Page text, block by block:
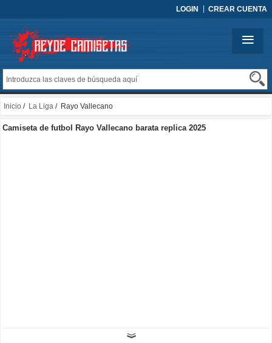
LOGIN CREAR CUENTA
Inicio / La Liga / Rayo Vallecano
Camiseta de futbol Rayo Vallecano barata replica 2025